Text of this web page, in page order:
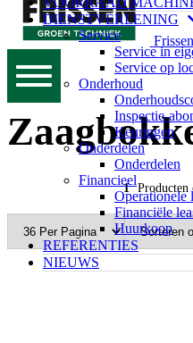
DIENSTVERLENING
Service
Service in
Service op
Onderhoud
Inspectie-
Keuringen
Onderdelen
Onderdelen
Financieel
Operationele
Financiële
Huurkoop
REFERENTIES
NIEUWS
1 Producten